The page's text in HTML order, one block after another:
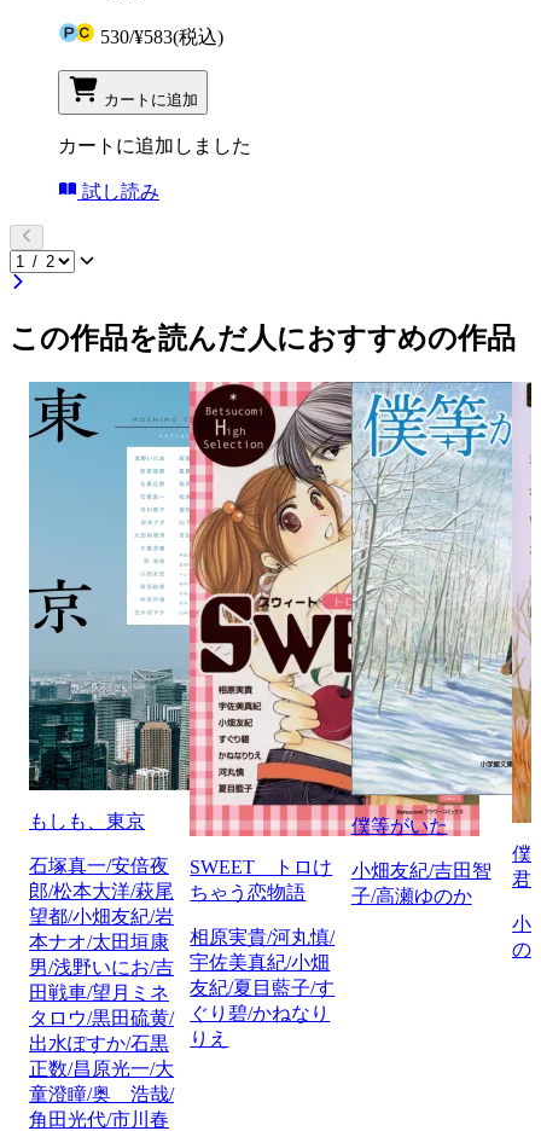
530/¥583(税込)
カートに追加
カートに追加しました
試し読み
この作品を読んだ人におすすめの作品
もしも、東京
石塚真一/安倍夜
郎/松本大洋/萩尾
望都/小畑友紀/岩
本ナオ/太田垣康
男/浅野いにお/吉
田戦車/望月ミネ
タロウ/黒田硫黄/
出水ぽすか/石黒
正数/昌原光一/大
童澄瞳/奥 浩哉/
角田光代/市川春
SWEET トロけ
ちゃう恋物語
相原実貴/河丸慎/
宇佐美真紀/小畑
友紀/夏目藍子/す
ぐり碧/かねなり
りえ
僕等がいた
小畑友紀/吉田智
子/高瀬ゆのか
僕
君
小
の